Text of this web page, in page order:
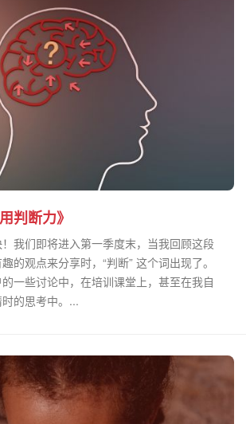
判断力》
我们即将进入第一季度末，当我回顾这段
的观点来分享时，“判断” 这个词出现了。
一些讨论中，在培训课堂上，甚至在我自
的思考中。...